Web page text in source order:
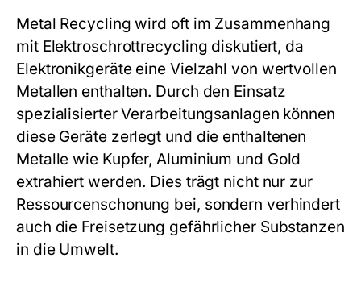
Metal Recycling wird oft im Zusammenhang
mit Elektroschrottrecycling diskutiert, da
Elektronikgeräte eine Vielzahl von wertvollen
Metallen enthalten. Durch den Einsatz
spezialisierter Verarbeitungsanlagen können
diese Geräte zerlegt und die enthaltenen
Metalle wie Kupfer, Aluminium und Gold
extrahiert werden. Dies trägt nicht nur zur
Ressourcenschonung bei, sondern verhindert
auch die Freisetzung gefährlicher Substanzen
in die Umwelt.